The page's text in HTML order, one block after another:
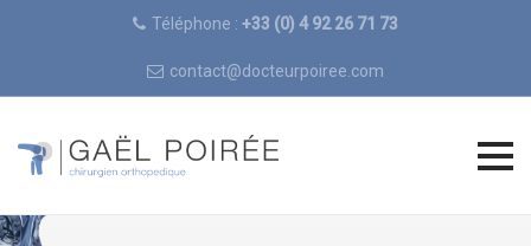
Téléphone : +33 (0) 4 92 26 71 73
contact@docteurpoiree.com
Skip